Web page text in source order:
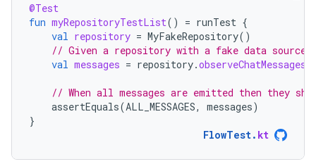
@Test
fun myRepositoryTestList() = runTest {
val repository = MyFakeRepository()
// Given a repository with a fake data source
val messages = repository.observeChatMessages
// When all messages are emitted then they should
assertEquals(ALL_MESSAGES, messages)
}
FlowTest. kt